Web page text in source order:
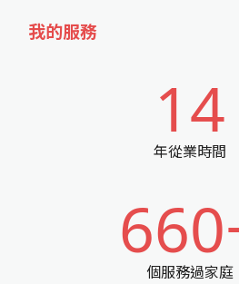
我的服務
14
年從業時間
個服務過家庭